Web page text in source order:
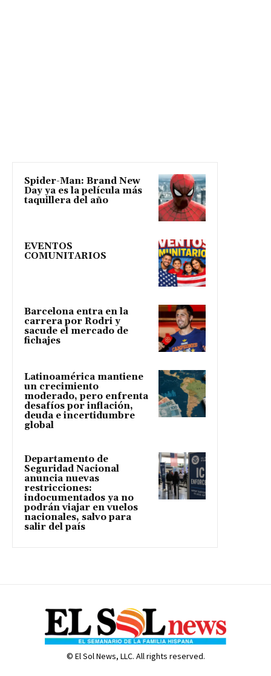
Spider-Man: Brand New
Day ya es la película más
taquillera del año
EVENTOS
COMUNITARIOS
Barcelona entra en la
carrera por Rodri y
sacude el mercado de
fichajes
Latinoamérica mantiene
un crecimiento
moderado, pero enfrenta
desafíos por inflación,
deuda e incertidumbre
global
Departamento de
Seguridad Nacional
anuncia nuevas
restricciones:
indocumentados ya no
podrán viajar en vuelos
nacionales, salvo para
salir del país
© El Sol News, LLC. All rights reserved.